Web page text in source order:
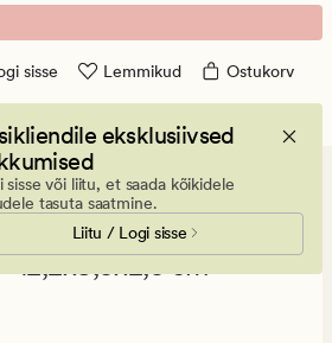
sisse Lemmikud Ostukorv
eksklusiivsed
sisse või liitu, et saada kõikidele
tasuta saatmine.
Liitu / Logi sisse
arvustust
hinnanguga
4.5
4.5
12,2x8,5x2,5 cm